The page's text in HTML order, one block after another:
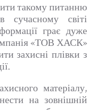
такому питанню
світі
грає дуже
«ТОВ ХАСК»
захисні плівки з
матеріалу,
на зовнішній